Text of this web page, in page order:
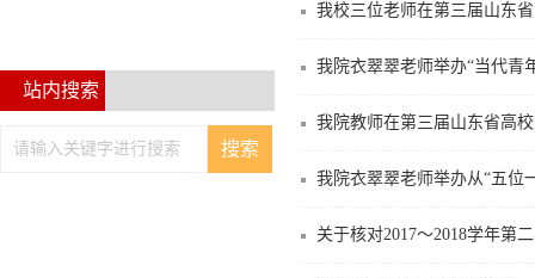
站内搜索
我校三位老师在第三届山东
我院衣翠翠老师举办“当代青
我院教师在第三届山东省高
我院衣翠翠老师举办从“五位
关于核对2017～2018学年第